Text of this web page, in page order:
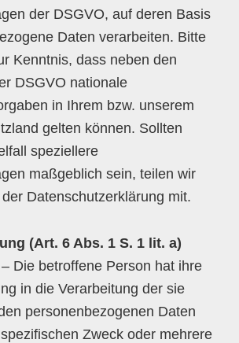
der DSGVO, auf deren Basis
Daten verarbeiten. Bitte
Kenntnis, dass neben den
DSGVO nationale
in Ihrem bzw. unserem
gelten können. Sollten
speziellere
maßgeblich sein, teilen wir
Datenschutzerklärung mit.
(Art. 6 Abs. 1 S. 1 lit. a)
– Die betroffene Person hat ihre
in die Verarbeitung der sie
personenbezogenen Daten
Zweck oder mehrere